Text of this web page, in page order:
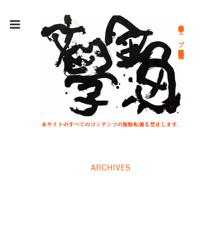
総合文学ウェブ情報誌 文学金魚
ARCHIVES